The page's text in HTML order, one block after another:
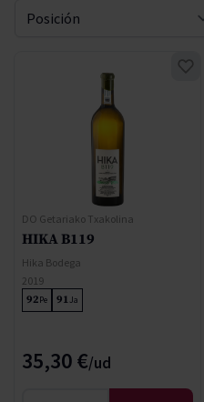
Ordenar por
DO Getariako Txakolina
HIKA B119
Hika Bodega
2019
92Pe 91Ja
35,30 €